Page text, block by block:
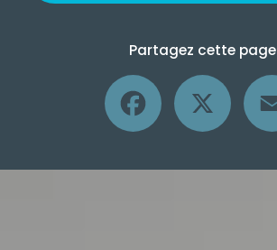
Partagez cette page
Facebook